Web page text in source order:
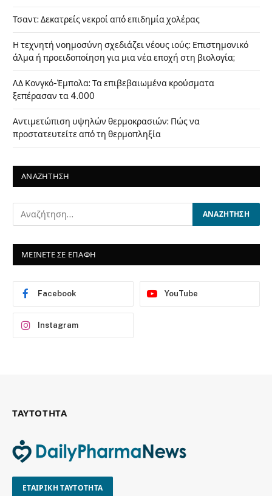
Τσαντ: Δεκατρείς νεκροί από επιδημία χολέρας
Η τεχνητή νοημοσύνη σχεδιάζει νέους ιούς: Επιστημονικό
άλμα ή προειδοποίηση για μια νέα εποχή στη βιολογία;
ΛΔ Κονγκό-Έμπολα: Τα επιβεβαιωμένα κρούσματα
ξεπέρασαν τα 4.000
Αντιμετώπιση υψηλών θερμοκρασιών: Πώς να
προστατευτείτε από τη θερμοπληξία
ΑΝΑΖΗΤΗΣΗ
ΜΕΙΝΕΤΕ ΣΕ ΕΠΑΦΗ
Facebook YouTube
Instagram
ΤΑΥΤΟΤΗΤΑ
ΕΤΑΙΡΙΚΗ ΤΑΥΤΟΤΗΤΑ